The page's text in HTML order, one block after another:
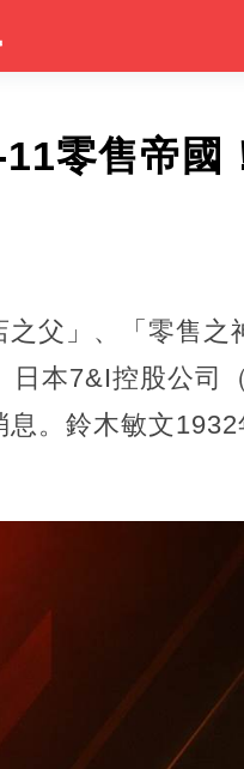
零售帝國
之父」、「零售
日本7&I控股公司
息。鈴木敏文